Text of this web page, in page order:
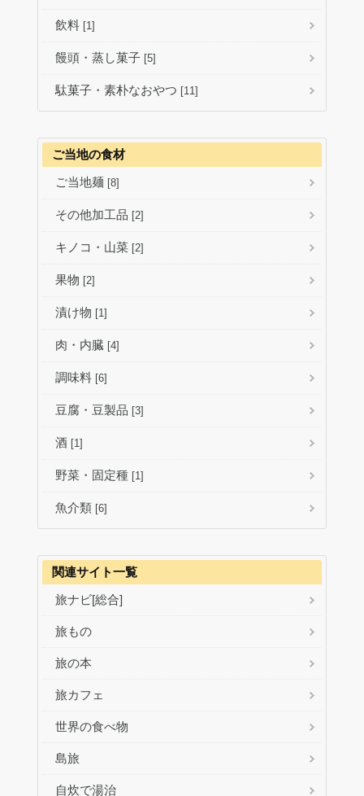
飲料 [1]
饅頭・蒸し菓子 [5]
駄菓子・素朴なおやつ [11]
ご当地の食材
ご当地麺 [8]
その他加工品 [2]
キノコ・山菜 [2]
果物 [2]
漬け物 [1]
肉・内臓 [4]
調味料 [6]
豆腐・豆製品 [3]
酒 [1]
野菜・固定種 [1]
魚介類 [6]
関連サイト一覧
旅ナビ[総合]
旅もの
旅の本
旅カフェ
世界の食べ物
島旅
自炊で湯治